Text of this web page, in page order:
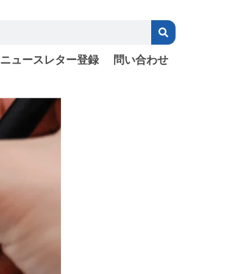
ニュースレター登録 問い合わせ